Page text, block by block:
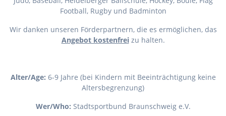
Football, Rugby und Badminton
Wir danken unseren Förderpartnern, die es ermöglichen, das
Angebot kostenfreizu halten.
Alter/Age: 6-9 Jahre (bei Kindern mit Beeinträchtigung keine
Altersbegrenzung)
Wer/Who: Stadtsportbund Braunschweig e.V.